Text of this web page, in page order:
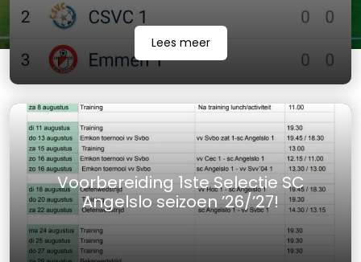
Lees meer
Voorbereiding 1ste Selectie SC
Angelslo seizoen ’26/’27!